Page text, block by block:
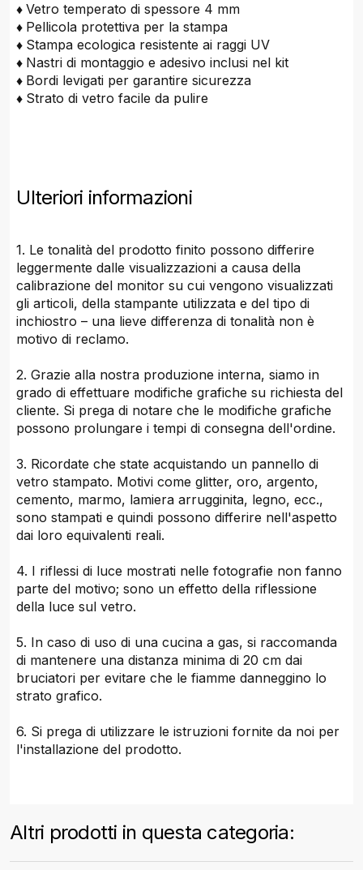
♦Vetro temperato di spessore 4 mm
♦ Pellicola protettiva per la stampa
♦ Stampa ecologica resistente ai raggi UV
♦ Nastri di montaggio e adesivo inclusi nel kit
♦ Bordi levigati per garantire sicurezza
♦ Strato di vetro facile da pulire
Ulteriori informazioni
1. Le tonalità del prodotto finito possono differire
leggermente dalle visualizzazioni a causa della
calibrazione del monitor su cui vengono visualizzati
gli articoli, della stampante utilizzata e del tipo di
inchiostro – una lieve differenza di tonalità non è
motivo di reclamo.
2. Grazie alla nostra produzione interna, siamo in
grado di effettuare modifiche grafiche su richiesta del
cliente. Si prega di notare che le modifiche grafiche
possono prolungare i tempi di consegna dell'ordine.
3. Ricordate che state acquistando un pannello di
vetro stampato. Motivi come glitter, oro, argento,
cemento, marmo, lamiera arrugginita, legno, ecc.,
sono stampati e quindi possono differire nell'aspetto
dai loro equivalenti reali.
4. I riflessi di luce mostrati nelle fotografie non fanno
parte del motivo; sono un effetto della riflessione
della luce sul vetro.
5. In caso di uso di una cucina a gas, si raccomanda
di mantenere una distanza minima di 20 cm dai
bruciatori per evitare che le fiamme danneggino lo
strato grafico.
6. Si prega di utilizzare le istruzioni fornite da noi per
l'installazione del prodotto.
Altri prodotti in questa categoria: